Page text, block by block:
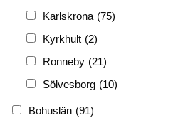
Karlskrona (75)
Kyrkhult (2)
Ronneby (21)
Sölvesborg (10)
Bohuslän (91)